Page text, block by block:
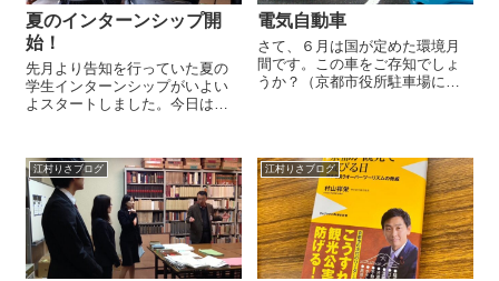
夏のインターンシップ開
始！
先月より告知を行っていた夏の
学生インターンシップがいよい
よスタートしました。今日はま
活動に携わってくれている学生
部も意気込んでインターン生の
教育に奮闘してくれています。
私が学生時代に経...
電気自動車
さて、６月は国が定めた環境月
間です。この車をご存知でしょ
うか？（京都市役所駐車場にて
クトがあることはご存知の方も
多いかと思...
江村りさブログ 江村りさブログ